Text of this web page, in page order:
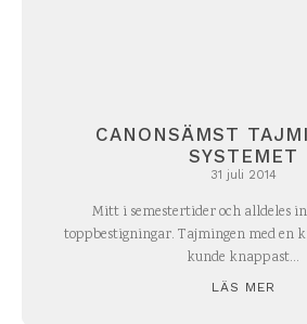
CANONSÄMST
SYSTEMET
31 juli 2014
Mitt i semestertider och alldeles
toppbestigningar. Tajmingen med en
kunde knappast...
LÄS MER